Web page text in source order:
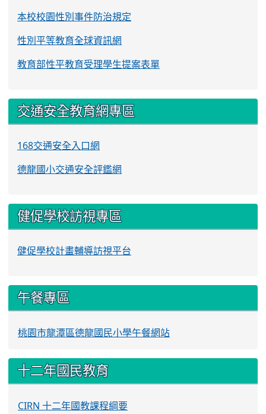
本校校園性別事件防治規定
性別平等教育全球資訊網
教育部性平教育受理學生提案表單
交通安全教育網專區
168交通安全入口網
德龍國小交通安全評鑑網
健促學校訪視專區
健促學校計畫輔導訪視平台
午餐專區
桃園市龍潭區德龍國民小學午餐網站
十二年國民教育
CIRN 十二年國教課程綱要